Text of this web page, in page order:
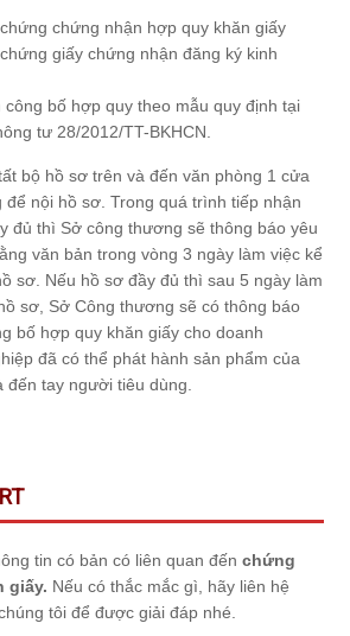
chứng nhận hợp quy khăn giấy
giấy chứng nhận đăng ký kinh
công bố hợp quy theo mẫu quy định tại
tư 28/2012/TT-BKHCN.
bộ hồ sơ trên và đến văn phòng 1 cửa
nội hồ sơ. Trong quá trình tiếp nhận
đủ thì Sở công thương sẽ thông báo yêu
văn bản trong vòng 3 ngày làm việc kể
sơ. Nếu hồ sơ đầy đủ thì sau 5 ngày làm
sơ, Sở Công thương sẽ có thông báo
bố hợp quy khăn giấy cho doanh
đã có thể phát hành sản phẩm của
tay người tiêu dùng.
tin có bản có liên quan đếnchứng
giấy. Nếu có thắc mắc gì, hãy liên hệ
tôi để được giải đáp nhé.